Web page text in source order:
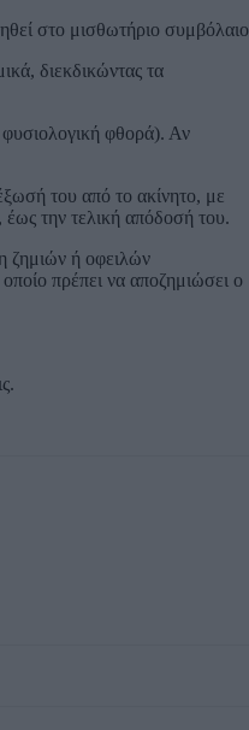
στο μισθωτήριο συμβόλαιο
διεκδικώντας τα
φυσιολογική φθορά). Αν
του από το ακίνητο, με
έως την τελική απόδοσή του.
ζημιών ή οφειλών
πρέπει να αποζημιώσει ο